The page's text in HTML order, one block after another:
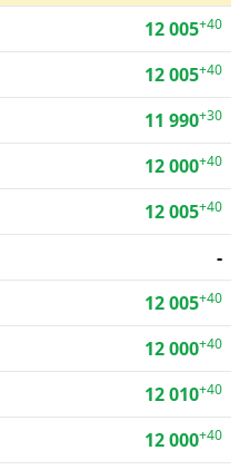
12 005+40
12 005+40
11 990+30
12 000+40
12 005+40
-
12 005+40
12 000+40
12 010+40
12 000+40